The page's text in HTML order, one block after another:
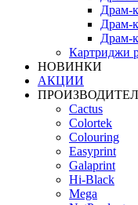
Драм-
Драм-
Драм-
Картриджи
НОВИНКИ
АКЦИИ
Cactus
Colortek
Colouring
Easyprint
Galaprint
Hi-Black
Mega